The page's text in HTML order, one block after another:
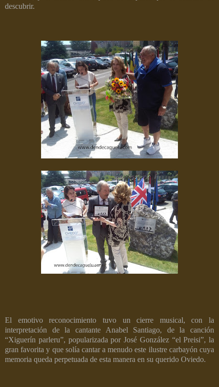
descubrir.
El emotivo reconocimiento tuvo un cierre musical, con la
interpretación de la cantante Anabel Santiago, de la canción
“Xiguerín parleru”, popularizada por José González “el Preisi”, la
gran favorita y que solía cantar a menudo este ilustre carbayón cuya
memoria queda perpetuada de esta manera en su querido Oviedo.